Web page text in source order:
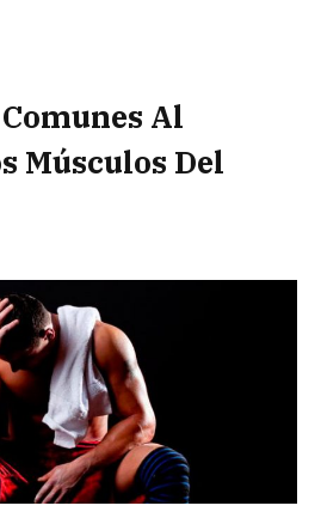
Al
Músculos Del